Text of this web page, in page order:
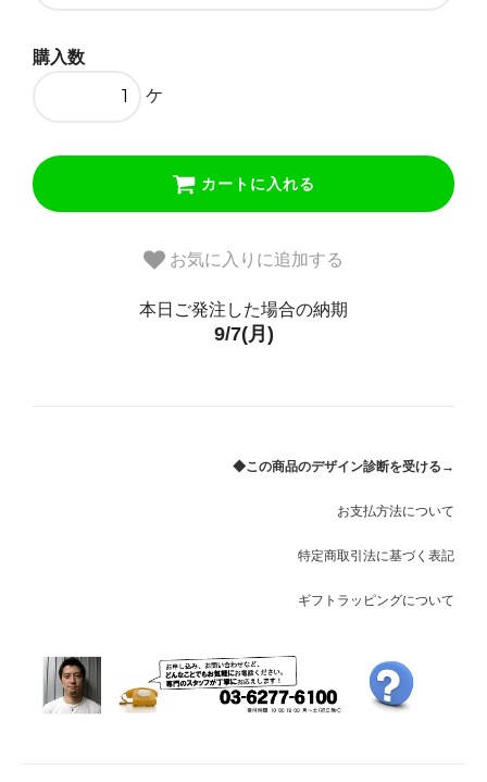
購入数
ケ
カートに入れる
お気に入りに追加する
本日ご発注した場合の納期
9/7(月)
◆この商品のデザイン診断を受ける→
お支払方法について
特定商取引法に基づく表記
ギフトラッピングについて